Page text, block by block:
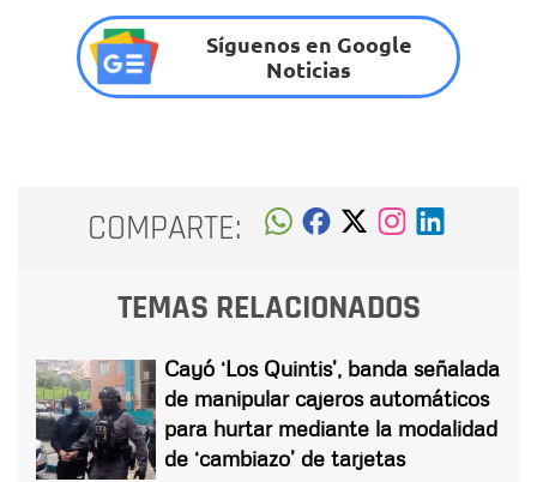
Síguenos en Google
Noticias
COMPARTE:
TEMAS RELACIONADOS
Cayó ‘Los Quintis’, banda señalada
de manipular cajeros automáticos
para hurtar mediante la modalidad
de ‘cambiazo’ de tarjetas